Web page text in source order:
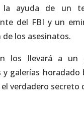
la ayuda de un
del FBI y un
los asesinatos.
los llevará a un
y galerías
verdadero secreto